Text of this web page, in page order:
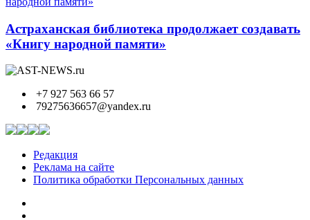
Астраханская библиотека продолжает создавать
«Книгу народной памяти»
+7 927 563 66 57
79275636657@yandex.ru
Редакция
Реклама на сайте
Политика обработки Персональных данных